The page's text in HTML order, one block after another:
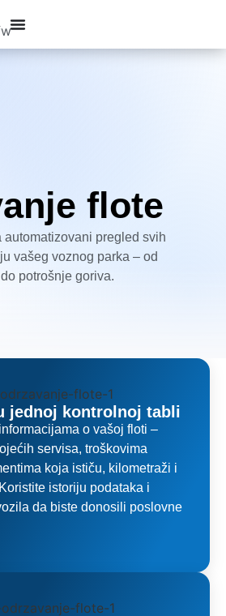
flote
automatizovani pregled svih
vašeg voznog parka – od
potrošnje goriva.
jednoj kontrolnoj tabli
o vašoj floti –
servisa, troškovima
koja ističu, kilometraži i
istoriju podataka i
da biste donosili poslovne